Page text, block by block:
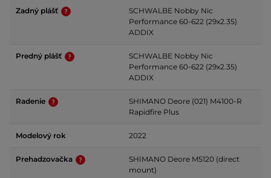
Zadný plášť
SCHWALBE Nobby Nic
Performance 60-622 (29x2.35)
ADDIX
Predný plášť
SCHWALBE Nobby Nic
Performance 60-622 (29x2.35)
ADDIX
Radenie
SHIMANO Deore (021) M4100-R
Rapidfire Plus
Modelový rok 2022
Prehadzovačka
SHIMANO Deore M5120 (direct
mount)